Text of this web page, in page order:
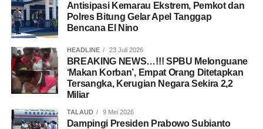
Antisipasi Kemarau Ekstrem, Pemkot dan
Polres Bitung Gelar Apel Tanggap
Bencana El Nino
HEADLINE 23 Juli 2026
BREAKING NEWS…!!! SPBU Melonguane
‘Makan Korban’, Empat Orang Ditetapkan
Tersangka, Kerugian Negara Sekira 2,2
Miliar
TALAUD 9 Mei 2026
Dampingi Presiden Prabowo Subianto